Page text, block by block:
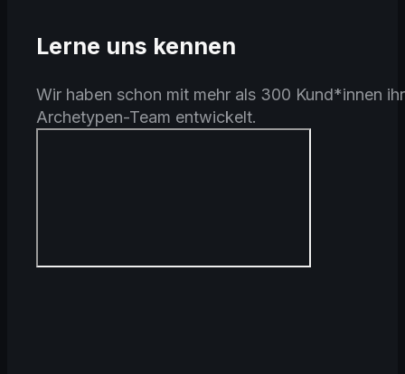
Lerne uns kennen
Wir haben schon mit mehr als 300 Kund*innen ihr
Archetypen-Team entwickelt.